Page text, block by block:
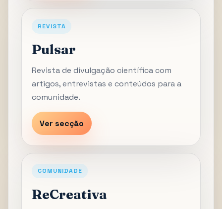
REVISTA
Pulsar
Revista de divulgação científica com
artigos, entrevistas e conteúdos para a
comunidade.
Ver secção
COMUNIDADE
ReCreativa